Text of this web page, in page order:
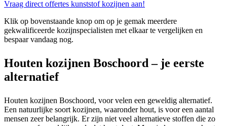
Vraag direct offertes kunststof kozijnen aan!
Klik op bovenstaande knop om op je gemak meerdere
gekwalificeerde kozijnspecialisten met elkaar te vergelijken en
bespaar vandaag nog.
Houten kozijnen Boschoord – je eerste
alternatief
Houten kozijnen Boschoord, voor velen een geweldig alternatief.
Een natuurlijke soort kozijnen, waaronder hout, is voor een aantal
mensen zeer belangrijk. Er zijn niet veel alternatieve stoffen die zo